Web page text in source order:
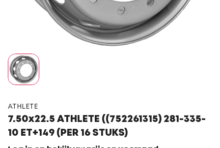
ATHLETE
7.50x22.5 ATHLETE ((752261315) 281-335-
10 ET+149 (PER 16 STUKS)